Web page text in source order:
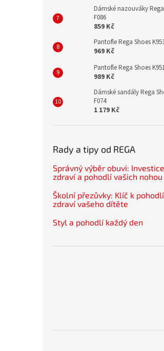
Dámské nazouváky
F086
859 Kč
Pantofle Rega Shoes
969 Kč
Pantofle Rega Shoes
989 Kč
Dámské sandály Rega
F074
1 179 Kč
Rady a tipy od REGA
Správný výběr obuvi:
zdraví a pohodlí vašich nohou
Školní přezůvky: Klíč k
zdraví vašeho dítěte
Styl a pohodlí každý den